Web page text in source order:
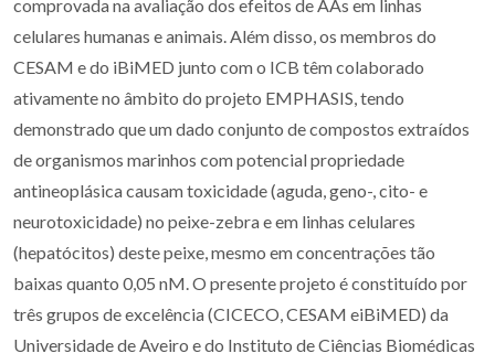
comprovada na avaliação dos efeitos de AAs em linhas
celulares humanas e animais. Além disso, os membros do
CESAM e do iBiMED junto com o ICB têm colaborado
ativamente no âmbito do projeto EMPHASIS, tendo
demonstrado que um dado conjunto de compostos extraídos
de organismos marinhos com potencial propriedade
antineoplásica causam toxicidade (aguda, geno-, cito- e
neurotoxicidade) no peixe-zebra e em linhas celulares
(hepatócitos) deste peixe, mesmo em concentrações tão
baixas quanto 0,05 nM. O presente projeto é constituído por
três grupos de excelência (CICECO, CESAM eiBiMED) da
Universidade de Aveiro e do Instituto de Ciências Biomédicas